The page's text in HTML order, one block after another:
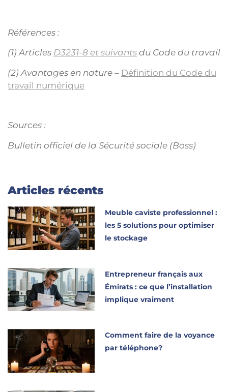
Références :
(1) Articles D3231-8 et suivants du Code du travail
(2) Avantages en nature – Définition du Code du
travail numérique
Sources :
Bulletin officiel de la Sécurité sociale (Boss)
Articles récents
Meuble caviste professionnel :
les 5 solutions pour optimiser
le stockage
Entrepreneur français aux
Émirats : ce que l’installation
implique vraiment
Comment faire de la voyance
par téléphone?